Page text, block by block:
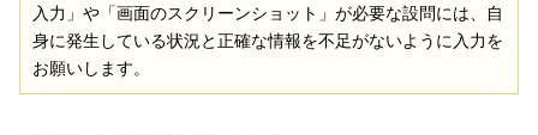
入力」や「画面のスクリーンショット」が必要な設問には、自
身に発生している状況と正確な情報を不足がないように入力を
お願いします。